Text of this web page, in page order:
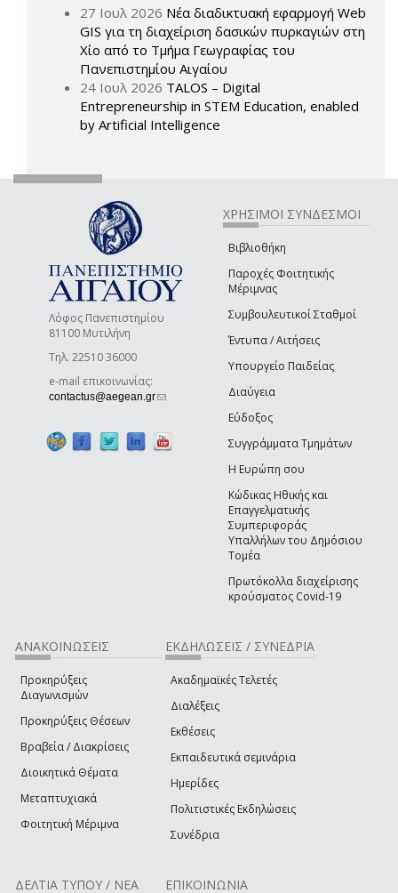
27 Ιουλ 2026 Νέα διαδικτυακή εφαρμογή Web
GIS για τη διαχείριση δασικών πυρκαγιών στη
Χίο από το Τμήμα Γεωγραφίας του
Πανεπιστημίου Αιγαίου
24 Ιουλ 2026 TALOS – Digital
Entrepreneurship in STEM Education, enabled
by Artificial Intelligence
Λόφος Πανεπιστημίου
81100 Μυτιλήνη
Τηλ. 22510 36000
e-mail επικοινωνίας:
contactus@aegean.gr(link sends e-mail)
ΧΡΗΣΙΜΟΙ ΣΥΝΔΕΣΜΟΙ
Βιβλιοθήκη
Παροχές Φοιτητικής
Μέριμνας
Συμβουλευτικοί Σταθμοί
Έντυπα / Αιτήσεις
Υπουργείο Παιδείας
Διαύγεια
Εύδοξος
Συγγράμματα Τμημάτων
Η Ευρώπη σου
Κώδικας Ηθικής και
Επαγγελματικής
Συμπεριφοράς
Υπαλλήλων του Δημόσιου
Τομέα
Πρωτόκολλα διαχείρισης
κρούσματος Covid-19
ΑΝΑΚΟΙΝΩΣΕΙΣ
Προκηρύξεις
Διαγωνισμών
Προκηρύξεις Θέσεων
Βραβεία / Διακρίσεις
Διοικητικά Θέματα
Μεταπτυχιακά
Φοιτητική Μέριμνα
ΕΚΔΗΛΩΣΕΙΣ / ΣΥΝΕΔΡΙΑ
Ακαδημαϊκές Τελετές
Διαλέξεις
Εκθέσεις
Εκπαιδευτικά σεμινάρια
Ημερίδες
Πολιτιστικές Εκδηλώσεις
Συνέδρια
ΔΕΛΤΙΑ ΤΥΠΟΥ / ΝΕΑ ΕΠΙΚΟΙΝΩΝΙΑ